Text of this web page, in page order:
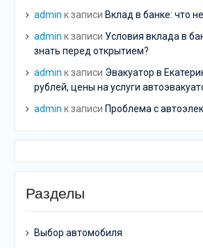
admin к записи Вклад в банке: что
admin к записи Условия вклада в
знать перед открытием?
admin к записи Эвакуатор в
рублей, цены на услуги
admin к записи Проблема с
Разделы
Выбор автомобиля